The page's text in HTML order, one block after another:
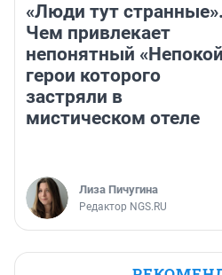
«Люди тут странные».
Чем привлекает
непонятный
герои которого
застряли в
мистическом отеле
Лиза Пичугина
Редактор NGS.RU